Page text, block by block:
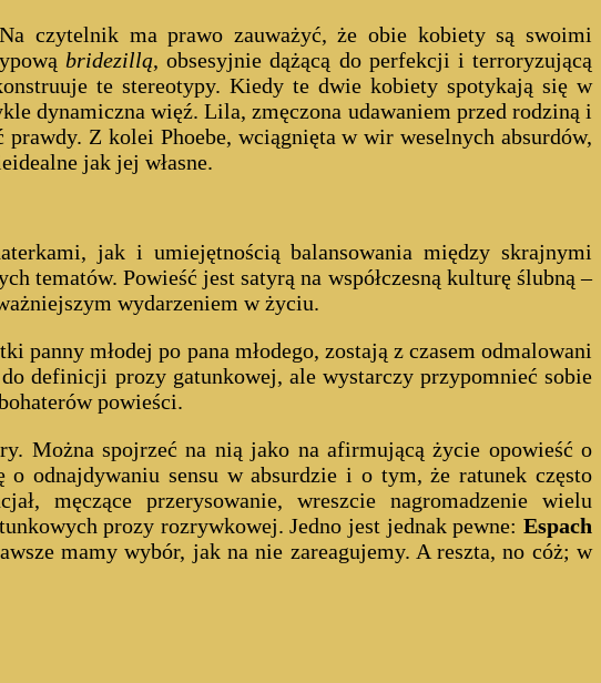
czytelnik ma prawo zauważyć, że obie kobiety są swoimi
bridezillą, obsesyjnie dążącą do perfekcji i terroryzującą
te stereotypy. Kiedy te dwie kobiety spotykają się w
dynamiczna więź. Lila, zmęczona udawaniem przed rodziną i
Z kolei Phoebe, wciągnięta w wir weselnych absurdów,
jak jej własne.
jak i umiejętnością balansowania między skrajnymi
tematów. Powieść jest satyrą na współczesną kulturę ślubną –
wydarzeniem w życiu.
młodej po pana młodego, zostają z czasem odmalowani
definicji prozy gatunkowej, ale wystarczy przypomnieć sobie
powieści.
Można spojrzeć na nią jako na afirmującą życie opowieść o
odnajdywaniu sensu w absurdzie i o tym, że ratunek często
męczące przerysowanie, wreszcie nagromadzenie wielu
prozy rozrywkowej. Jedno jest jednak pewne: Espach
mamy wybór, jak na nie zareagujemy. A reszta, no cóż; w